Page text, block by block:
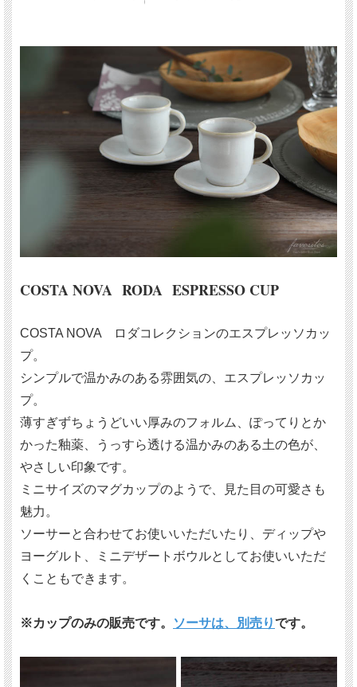
COSTA NOVA RODA ESPRESSO CUP
COSTA NOVA ロダコレクションのエスプレッソカッ
プ。
シンプルで温かみのある雰囲気の、エスプレッソカッ
プ。
薄すぎずちょうどいい厚みのフォルム、ぽってりとか
かった釉薬、うっすら透ける温かみのある土の色が、
やさしい印象です。
ミニサイズのマグカップのようで、見た目の可愛さも
魅力。
ソーサーと合わせてお使いいただいたり、ディップや
ヨーグルト、ミニデザートボウルとしてお使いいただ
くこともできます。
※カップのみの販売です。 ソーサは、別売りです。